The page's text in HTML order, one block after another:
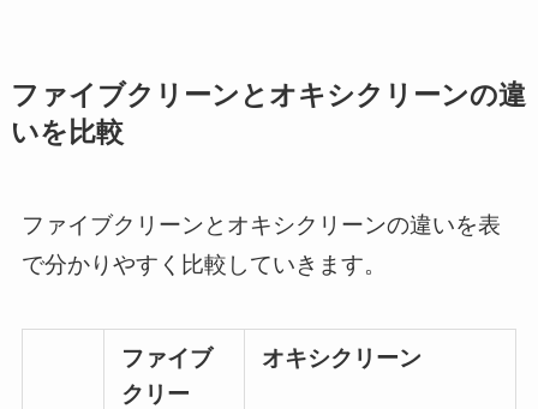
ファイブクリーンとオキシクリーンの違
いを比較
ファイブクリーンとオキシクリーンの違いを表
で分かりやすく比較していきます。
ファイブ
クリー
オキシクリーン